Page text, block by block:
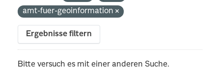
amt-fuer-geoinformation
Ergebnisse filtern
Bitte versuch es mit einer anderen Suche.